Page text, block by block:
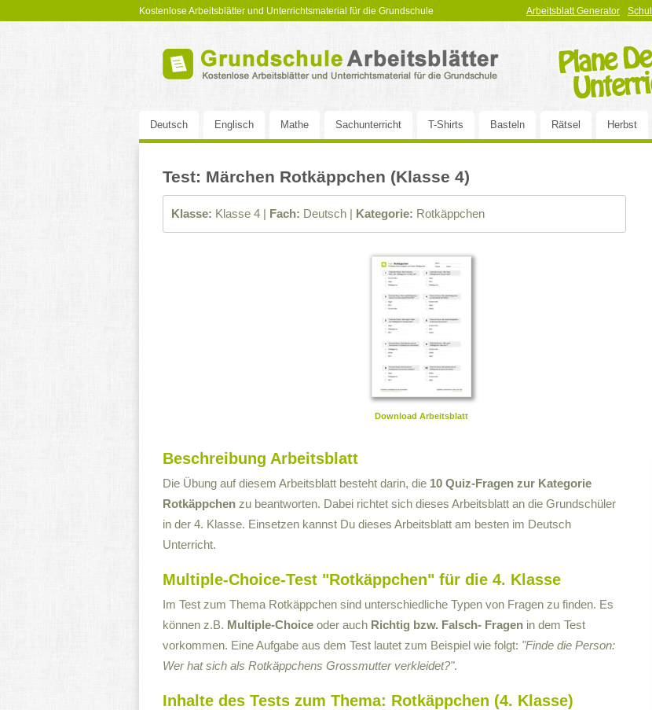
Kostenlose Arbeitsblätter und Unterrichtsmaterial für die Grundschule Arbeitsblatt Generator
Deutsch Englisch Mathe Sachunterricht T-Shirts Basteln Rätsel Herbst
Test: Märchen Rotkäppchen (Klasse 4)
Klasse: Klasse 4 | Fach: Deutsch | Kategorie: Rotkäppchen
Download Arbeitsblatt
Beschreibung Arbeitsblatt
Die Übung auf diesem Arbeitsblatt besteht darin, die 10 Quiz-Fragen zur Kategorie
Rotkäppchen zu beantworten. Dabei richtet sich dieses Arbeitsblatt an die Grundschüler
in der 4. Klasse. Einsetzen kannst Du dieses Arbeitsblatt am besten im Deutsch
Unterricht.
Multiple-Choice-Test "Rotkäppchen" für die 4. Klasse
Im Test zum Thema Rotkäppchen sind unterschiedliche Typen von Fragen zu finden. Es
können z.B. Multiple-Choice oder auch Richtig bzw. Falsch- Fragen in dem Test
vorkommen. Eine Aufgabe aus dem Test lautet zum Beispiel wie folgt: "Finde die Person:
Wer hat sich als Rotkäppchens Grossmutter verkleidet?".
Inhalte des Tests zum Thema: Rotkäppchen (4. Klasse)